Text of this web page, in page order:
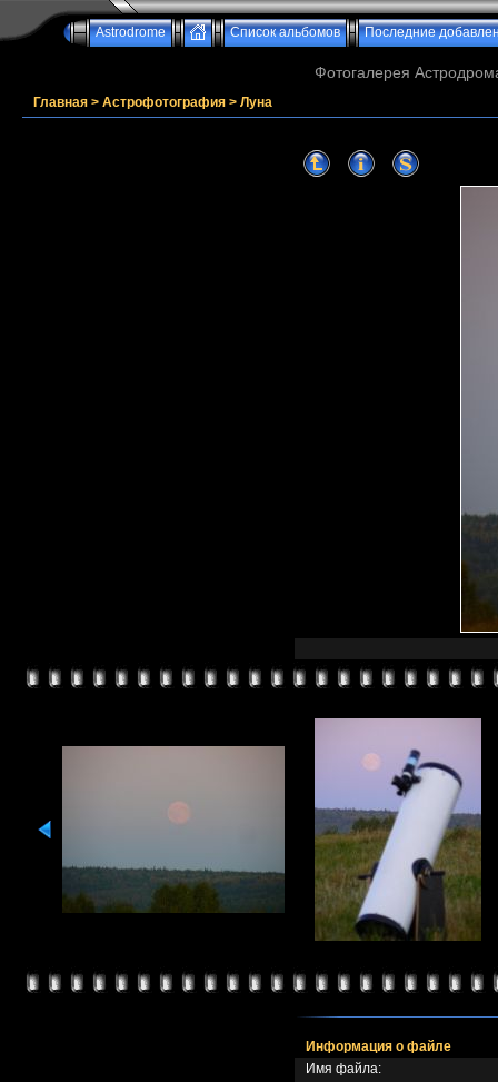
Astrodrome Список альбомов Последние
Фотогалерея
Главная > Астрофотография > Луна
Информация о файле
Имя файла: